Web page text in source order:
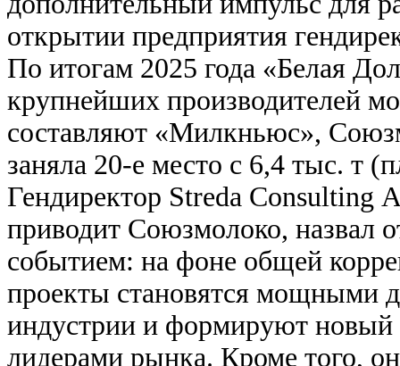
открытии предприятия
По итогам 2025 года «Белая
крупнейших производителей
составляют «Милкньюс»,
заняла 20-е место с 6,4 тыс. т
Гендиректор Streda Consulting
приводит Союзмолоко, назвал
событием: на фоне общей
проекты становятся мощными
индустрии и формируют
лидерами рынка. Кроме того,